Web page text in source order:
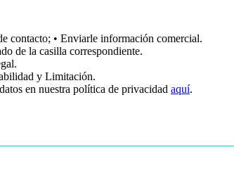
contacto; • Enviarle información comercial.
de la casilla correspondiente.
y Limitación.
en nuestra política de privacidad aquí.